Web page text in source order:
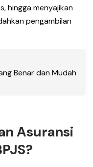
hingga menyajikan
pengambilan
Benar dan Mudah
Asuransi